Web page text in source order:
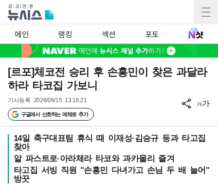
메인 랭킹 섹션 포토
[르포]체코전 승리 후 손흥민이 찾은 과달라
하라 타코집 가보니
기사등록 2026/06/15 13:16:21
구글에서 선호하는 매체로 추가
가가
14일 축구대표팀 휴식 때 이재성·김승규 등과 타고집
찾아
알 파스트로·아라체라 타코와 과카몰리 즐겨
타고집 서빙 직원 "손흥민 다녀가고 손님 두 배 늘어"
방끗